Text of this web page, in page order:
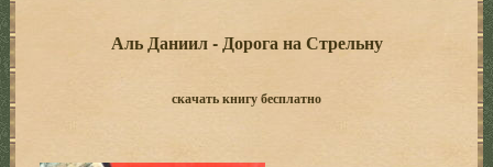
Аль Даниил - Дорога на Стрельну
скачать книгу бесплатно